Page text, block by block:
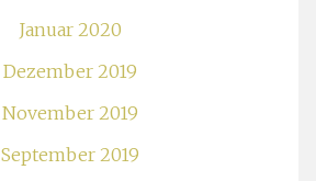
Januar 2020
Dezember 2019
November 2019
September 2019